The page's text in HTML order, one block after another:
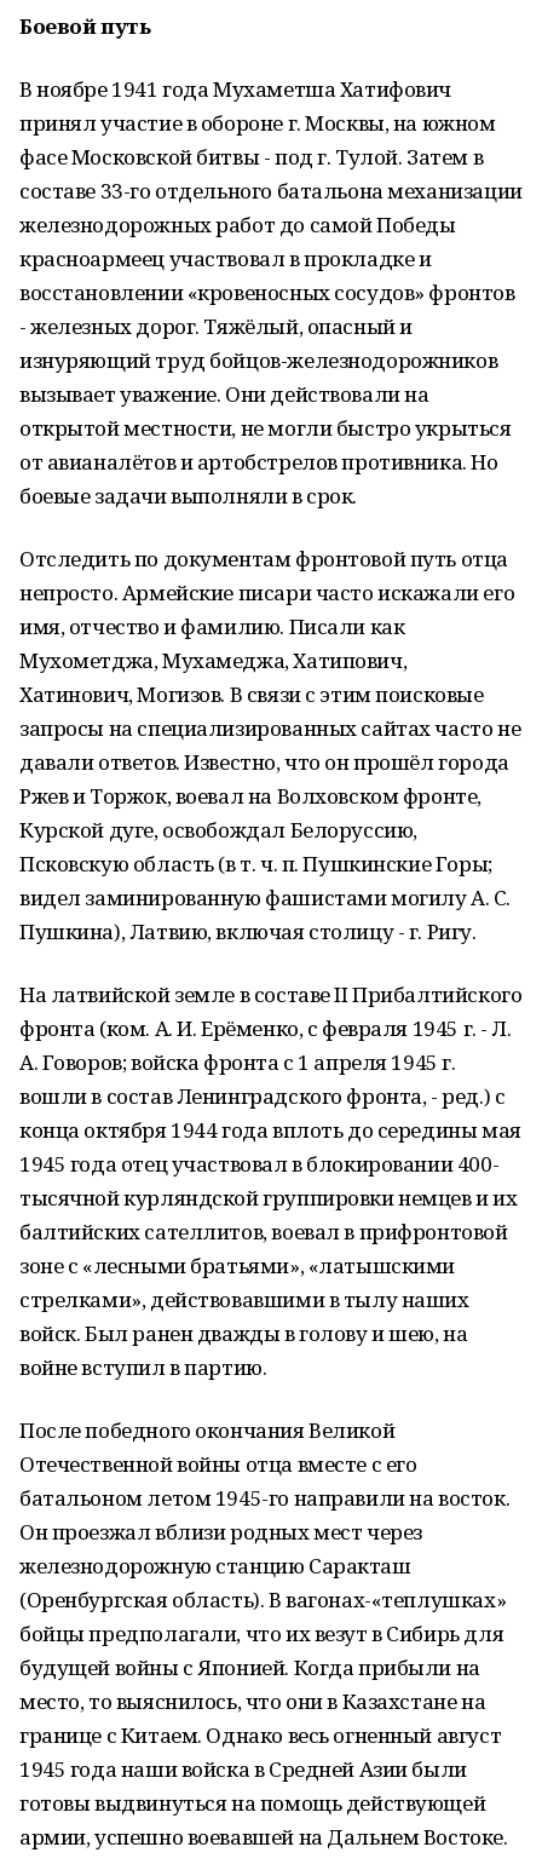
Боевой путь
В ноябре 1941 года Мухаметша Хатифович
принял участие в обороне г. Москвы, на южном
фасе Московской битвы - под г. Тулой. Затем в
составе 33-го отдельного батальона механизации
железнодорожных работ до самой Победы
красноармеец участвовал в прокладке и
восстановлении «кровеносных сосудов» фронтов
- железных дорог. Тяжёлый, опасный и
изнуряющий труд бойцов-железнодорожников
вызывает уважение. Они действовали на
открытой местности, не могли быстро укрыться
от авианалётов и артобстрелов противника. Но
боевые задачи выполняли в срок.
Отследить по документам фронтовой путь отца
непросто. Армейские писари часто искажали его
имя, отчество и фамилию. Писали как
Мухометджа, Мухамеджа, Хатипович,
Хатинович, Могизов. В связи с этим поисковые
запросы на специализированных сайтах часто не
давали ответов. Известно, что он прошёл города
Ржев и Торжок, воевал на Волховском фронте,
Курской дуге, освобождал Белоруссию,
Псковскую область (в т. ч. п. Пушкинские Горы;
видел заминированную фашистами могилу А. С.
Пушкина), Латвию, включая столицу - г. Ригу.
На латвийской земле в составе II Прибалтийского
фронта (ком. А. И. Ерёменко, с февраля 1945 г. - Л.
А. Говоров; войска фронта с 1 апреля 1945 г.
вошли в состав Ленинградского фронта, - ред.) с
конца октября 1944 года вплоть до середины мая
1945 года отец участвовал в блокировании 400-
тысячной курляндской группировки немцев и их
балтийских сателлитов, воевал в прифронтовой
зоне с «лесными братьями», «латышскими
стрелками», действовавшими в тылу наших
войск. Был ранен дважды в голову и шею, на
войне вступил в партию.
После победного окончания Великой
Отечественной войны отца вместе с его
батальоном летом 1945-го направили на восток.
Он проезжал вблизи родных мест через
железнодорожную станцию Саракташ
(Оренбургская область). В вагонах-«теплушках»
бойцы предполагали, что их везут в Сибирь для
будущей войны с Японией. Когда прибыли на
место, то выяснилось, что они в Казахстане на
границе с Китаем. Однако весь огненный август
1945 года наши войска в Средней Азии были
готовы выдвинуться на помощь действующей
армии, успешно воевавшей на Дальнем Востоке.